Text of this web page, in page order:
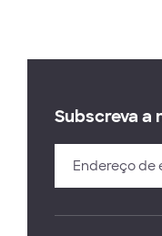
Subscreva a